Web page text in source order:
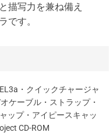
描写力を兼ね備え
です。
・クイックチャージャ
ケーブル・ストラップ・
ップ・アイピースキャッ
CD-ROM